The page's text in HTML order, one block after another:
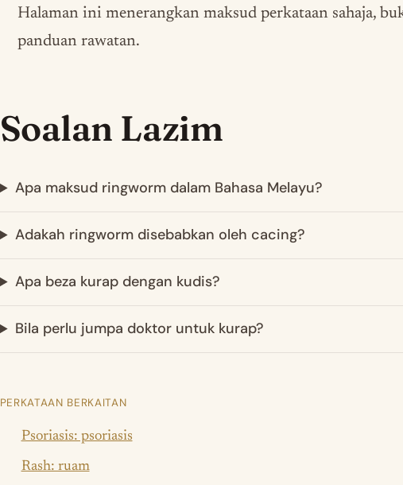
Halaman ini menerangkan maksud perkataan sahaja,
panduan rawatan.
Soalan Lazim
Apa maksud ringworm dalam Bahasa Melayu?
Adakah ringworm disebabkan oleh cacing?
Apa beza kurap dengan kudis?
Bila perlu jumpa doktor untuk kurap?
PERKATAAN BERKAITAN
Psoriasis: psoriasis
Rash: ruam